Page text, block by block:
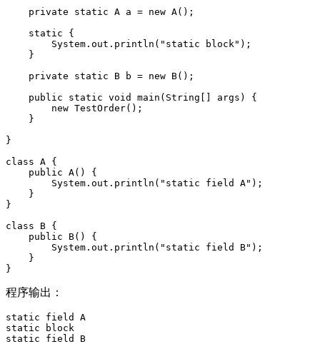
    private static A a = new A();
    static {
        System.out.println("static block");
    }
    private static B b = new B();
    public static void main(String[] args) {
        new TestOrder();
    }
}
class A {
    public A() {
        System.out.println("static field A");
    }
}
class B {
    public B() {
        System.out.println("static field B");
    }
程序输出：
static field A
static block